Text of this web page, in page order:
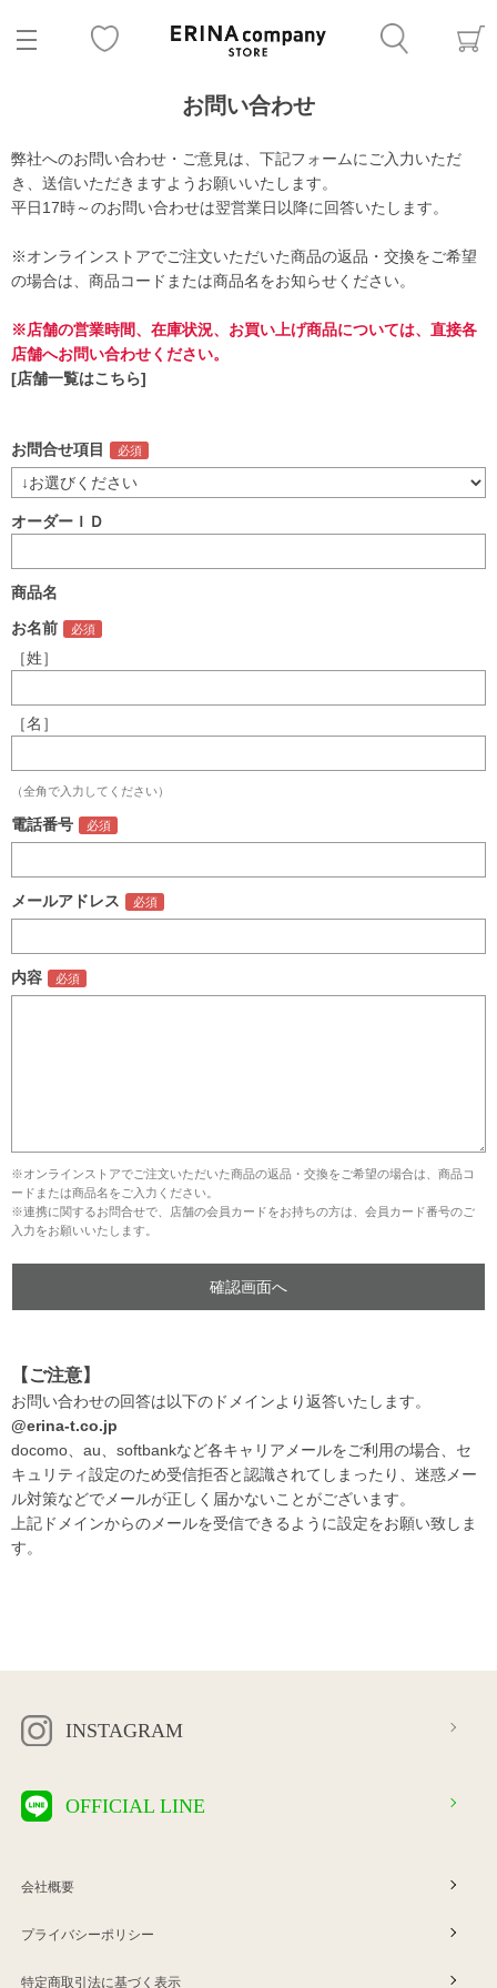
お問い合わせ
弊社へのお問い合わせ・ご意見は、下記フォームにご入力いただ
き、送信いただきますようお願いいたします。
平日17時～のお問い合わせは翌営業日以降に回答いたします。
※オンラインストアでご注文いただいた商品の返品・交換をご希望
の場合は、商品コードまたは商品名をお知らせください。
※店舗の営業時間、在庫状況、お買い上げ商品については、直接各
店舗へお問い合わせください。
[店舗一覧はこちら]
お問合せ項目
オーダーＩＤ
商品名
お名前
［姓］
［名］
（全角で入力してください）
電話番号
メールアドレス
内容
※オンラインストアでご注文いただいた商品の返品・交換をご希望の場合は、商品コ
ードまたは商品名をご入力ください。
※連携に関するお問合せで、店舗の会員カードをお持ちの方は、会員カード番号のご
入力をお願いいたします。
【ご注意】
お問い合わせの回答は以下のドメインより返答いたします。
@erina-t.co.jp
docomo、au、softbankなど各キャリアメールをご利用の場合、セ
キュリティ設定のため受信拒否と認識されてしまったり、迷惑メー
ル対策などでメールが正しく届かないことがございます。
上記ドメインからのメールを受信できるように設定をお願い致しま
す。
INSTAGRAM
OFFICIAL LINE
会社概要
プライバシーポリシー
特定商取引法に基づく表示